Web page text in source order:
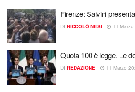
Firenze: Salvini
DI NICCOLÒ NESI 11 Marzo
Quota 100 è legge. Le
DI REDAZIONE 11 Marzo